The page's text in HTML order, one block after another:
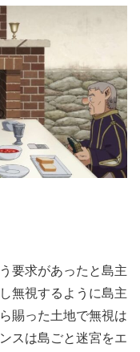
要求があったと島主
無視するように島主
賜った土地で無視は
スは島ごと迷宮をエ